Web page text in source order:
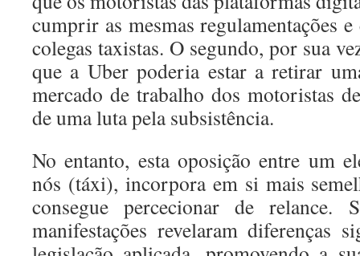
cumprir as mesmas regulamentações
colegas taxistas. O segundo, por sua
que a Uber poderia estar a retirar
mercado de trabalho dos motoristas
de uma luta pela subsistência.
No entanto, esta oposição entre um
nós (táxi), incorpora em si mais
consegue percecionar de
manifestações revelaram diferenças